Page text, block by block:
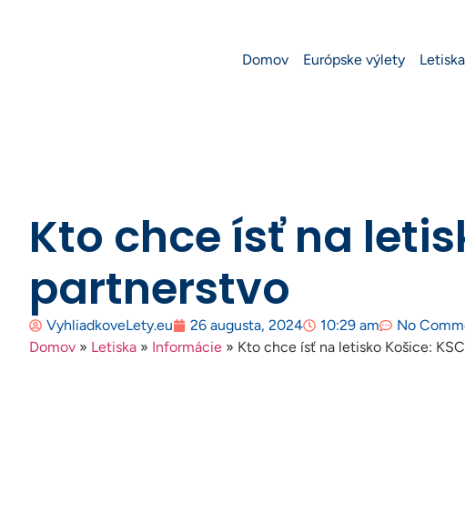
Domov Európske výlety Letiska
Kto chce ísť na
partnerstvo
VyhliadkoveLety.eu 26 augusta, 2024 10:29 am
No
Domov » Letiska » Informácie » Kto chce ísť na letisko Košice: